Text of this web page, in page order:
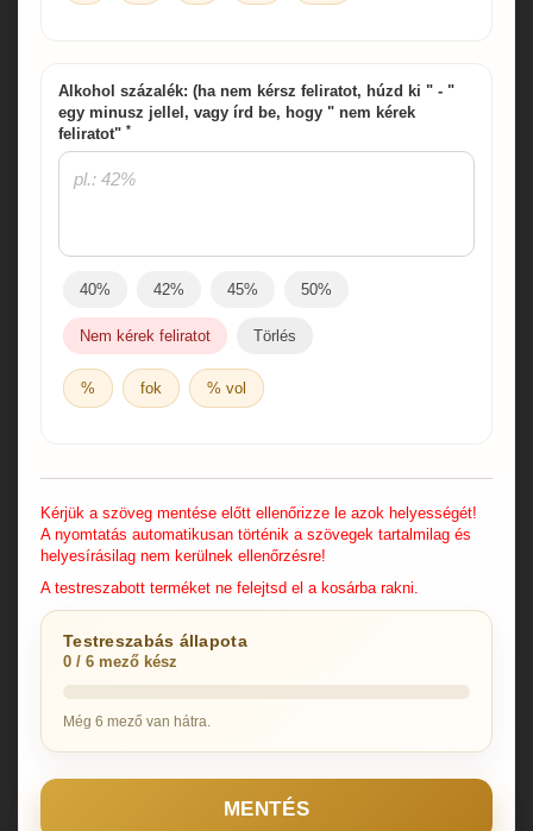
Alkohol százalék: (ha nem kérsz feliratot, húzd ki " - "
egy minusz jellel, vagy írd be, hogy " nem kérek
feliratot" *
40% 42% 45% 50%
Nem kérek feliratot Törlés
% fok % vol
Kérjük a szöveg mentése előtt ellenőrizze le azok helyességét!
A nyomtatás automatikusan történik a szövegek tartalmilag és
helyesírásilag nem kerülnek ellenőrzésre!
A testreszabott terméket ne felejtsd el a kosárba rakni.
Testreszabás állapota
0 / 6 mező kész
Még 6 mező van hátra.
MENTÉS